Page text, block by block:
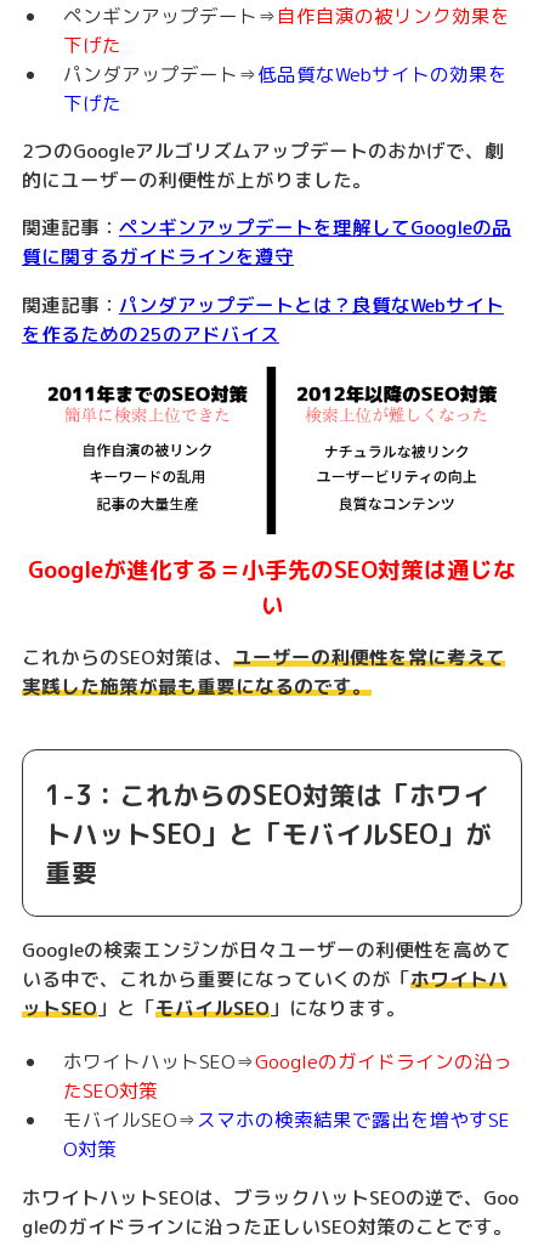
ペンギンアップデート⇒自作自演の被リンク効果を
下げた
パンダアップデート⇒低品質なWebサイトの効果を
下げた
2つのGoogleアルゴリズムアップデートのおかげで、劇
的にユーザーの利便性が上がりました。
関連記事： ペンギンアップデートを理解してGoogleの品
質に関するガイドラインを遵守
関連記事： パンダアップデートとは？良質なWebサイト
を作るための25のアドバイス
Googleが進化する＝小手先のSEO対策は通じな
い
これからのSEO対策は、 ユーザーの利便性を常に考えて
実践した施策が最も重要になるのです。
1-3：これからのSEO対策は「ホワイ
トハットSEO」と「モバイルSEO」が
重要
Googleの検索エンジンが日々ユーザーの利便性を高めて
いる中で、これから重要になっていくのが「ホワイトハ
ットSEO」と「モバイルSEO」になります。
ホワイトハットSEO⇒Googleのガイドラインの沿っ
たSEO対策
モバイルSEO⇒スマホの検索結果で露出を増やすSE
O対策
ホワイトハットSEOは、ブラックハットSEOの逆で、Goo
gleのガイドラインに沿った正しいSEO対策のことです。